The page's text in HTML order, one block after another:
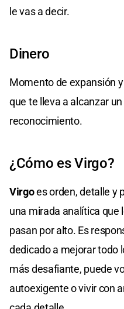
le vas a decir.
Dinero
Momento de expansión
que te lleva a alcanzar
reconocimiento.
¿Cómo es Virgo?
Virgoes orden, detalle y
una mirada analítica que
pasan por alto. Es
dedicado a mejorar todo
más desafiante, puede
autoexigente o vivir con